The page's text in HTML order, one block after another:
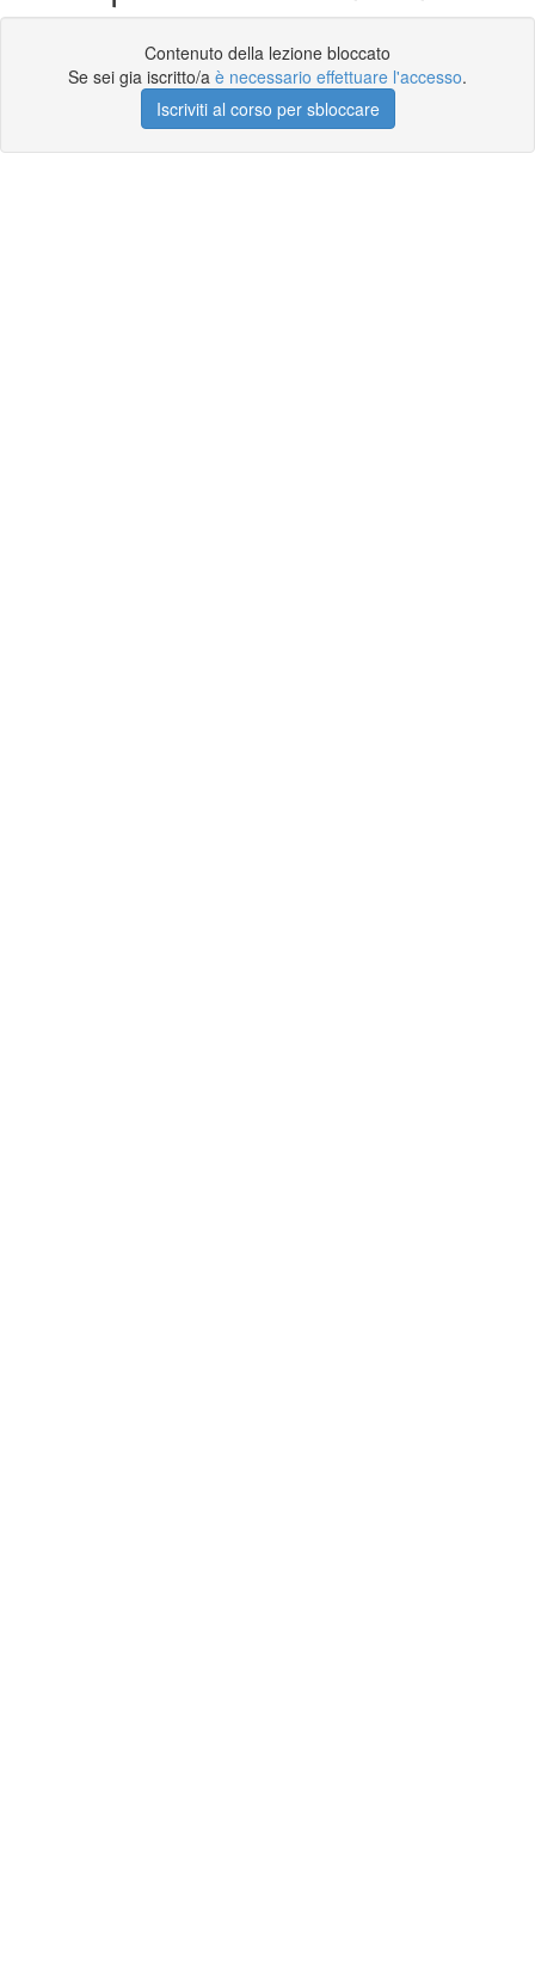
Contenuto della lezione bloccato
Se sei gia iscritto/a è necessario effettuare l'accesso.
Iscriviti al corso per sbloccare